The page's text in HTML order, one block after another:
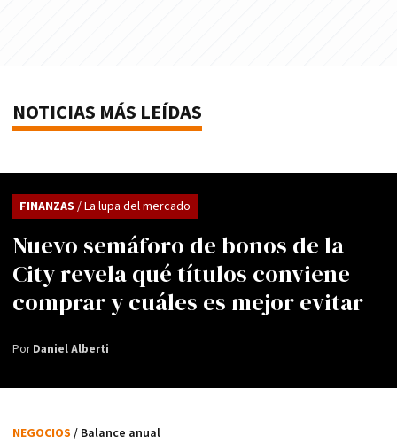
NOTICIAS MÁS LEÍDAS
Nuevo semáforo de bonos de la
City revela qué títulos conviene
comprar y cuáles es mejor evitar
FINANZAS / La lupa del mercado
PorDaniel Alberti
NEGOCIOS / Balance anual